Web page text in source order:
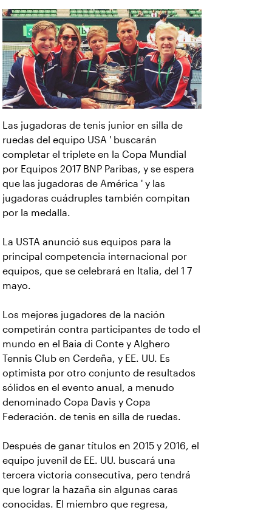
Las jugadoras de tenis junior en silla de
ruedas del equipo USA ' buscarán
completar el triplete en la Copa Mundial
por Equipos 2017 BNP Paribas, y se espera
que las jugadoras de América ' y las
jugadoras cuádruples también compitan
por la medalla.
La USTA anunció sus equipos para la
principal competencia internacional por
equipos, que se celebrará en Italia, del 1 7
mayo.
Los mejores jugadores de la nación
competirán contra participantes de todo el
mundo en el Baia di Conte y Alghero
Tennis Club en Cerdeña, y EE. UU. Es
optimista por otro conjunto de resultados
sólidos en el evento anual, a menudo
denominado Copa Davis y Copa
Federación. de tenis en silla de ruedas.
Después de ganar títulos en 2015 y 2016, el
equipo juvenil de EE. UU. buscará una
tercera victoria consecutiva, pero tendrá
que lograr la hazaña sin algunas caras
conocidas. El miembro que regresa,